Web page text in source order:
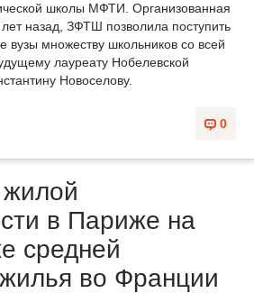
школы МФТИ. Организованная
назад, ЗФТШ позволила поступить
вузы множеству школьников со всей
лауреату Нобелевской
Новоселову.
0
в Париже на
средней
во Франции